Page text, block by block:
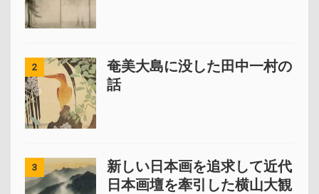
2
奄美大島に没した田中一村の
話
3
新しい日本画を追求して近代
日本画壇を牽引した横山大観